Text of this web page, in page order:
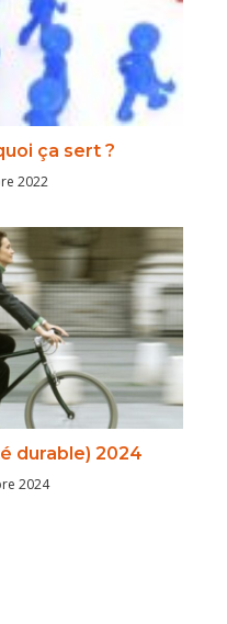
ça sert ?
2022
durable) 2024
2024